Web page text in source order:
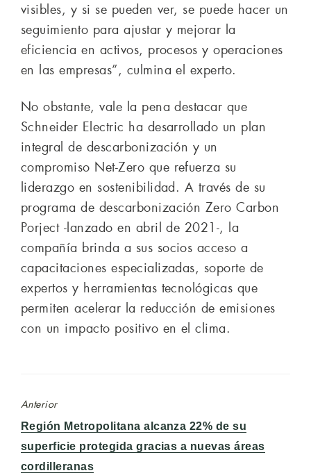
visibles, y si se pueden ver, se puede hacer un
seguimiento para ajustar y mejorar la
eficiencia en activos, procesos y operaciones
en las empresas”, culmina el experto.
No obstante, vale la pena destacar que
Schneider Electric ha desarrollado un plan
integral de descarbonización y un
compromiso Net-Zero que refuerza su
liderazgo en sostenibilidad. A través de su
programa de descarbonización Zero Carbon
Porject -lanzado en abril de 2021-, la
compañía brinda a sus socios acceso a
capacitaciones especializadas, soporte de
expertos y herramientas tecnológicas que
permiten acelerar la reducción de emisiones
con un impacto positivo en el clima.
Anterior
Entrada
anterior:
Región Metropolitana alcanza 22% de su
superficie protegida gracias a nuevas áreas
cordilleranas